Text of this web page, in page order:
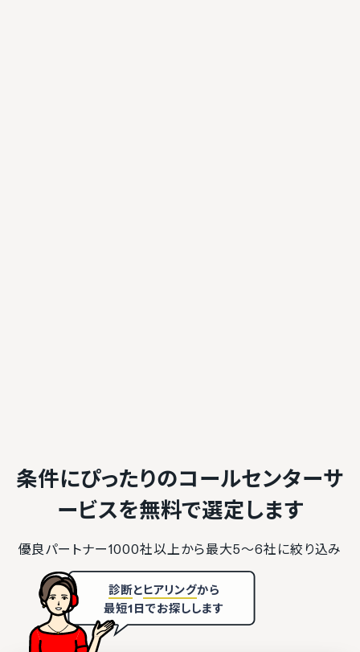
条件にぴったりのコールセンターサ
ービスを無料で選定します
優良パートナー1000社以上から最大5〜6社に絞り込み
診断とヒアリングから
最短1日でお探しします